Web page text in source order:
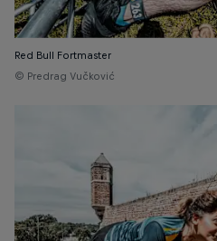
Red Bull Fortmaster
© Predrag Vučković